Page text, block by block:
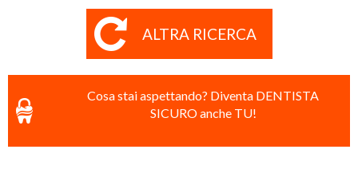
ALTRA RICERCA
Cosa stai aspettando? Diventa DENTISTA
SICURO anche TU!